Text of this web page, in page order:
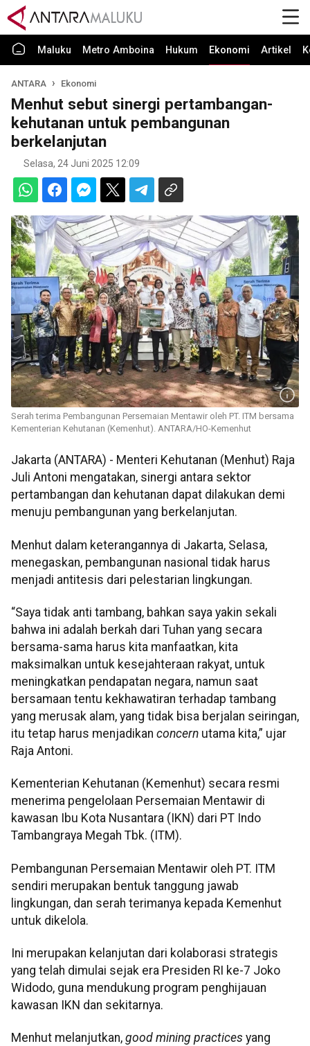
Maluku Metro Amboina Hukum Ekonomi Artikel
ANTARA Ekonomi
Menhut sebut sinergi pertambangan-
kehutanan untuk pembangunan
berkelanjutan
Selasa, 24 Juni 2025 12:09
Serah terima Pembangunan Persemaian Mentawir oleh PT. ITM bersama
Kementerian Kehutanan (Kemenhut). ANTARA/HO-Kemenhut
Jakarta (ANTARA) - Menteri Kehutanan (Menhut) Raja
Juli Antoni mengatakan, sinergi antara sektor
pertambangan dan kehutanan dapat dilakukan demi
menuju pembangunan yang berkelanjutan.
Menhut dalam keterangannya di Jakarta, Selasa,
menegaskan, pembangunan nasional tidak harus
menjadi antitesis dari pelestarian lingkungan.
“Saya tidak anti tambang, bahkan saya yakin sekali
bahwa ini adalah berkah dari Tuhan yang secara
bersama-sama harus kita manfaatkan, kita
maksimalkan untuk kesejahteraan rakyat, untuk
meningkatkan pendapatan negara, namun saat
bersamaan tentu kekhawatiran terhadap tambang
yang merusak alam, yang tidak bisa berjalan seiringan,
itu tetap harus menjadikan concern utama kita,” ujar
Raja Antoni.
Kementerian Kehutanan (Kemenhut) secara resmi
menerima pengelolaan Persemaian Mentawir di
kawasan Ibu Kota Nusantara (IKN) dari PT Indo
Tambangraya Megah Tbk. (ITM).
Pembangunan Persemaian Mentawir oleh PT. ITM
sendiri merupakan bentuk tanggung jawab
lingkungan, dan serah terimanya kepada Kemenhut
untuk dikelola.
Ini merupakan kelanjutan dari kolaborasi strategis
yang telah dimulai sejak era Presiden RI ke-7 Joko
Widodo, guna mendukung program penghijauan
kawasan IKN dan sekitarnya.
Menhut melanjutkan, good mining practices yang